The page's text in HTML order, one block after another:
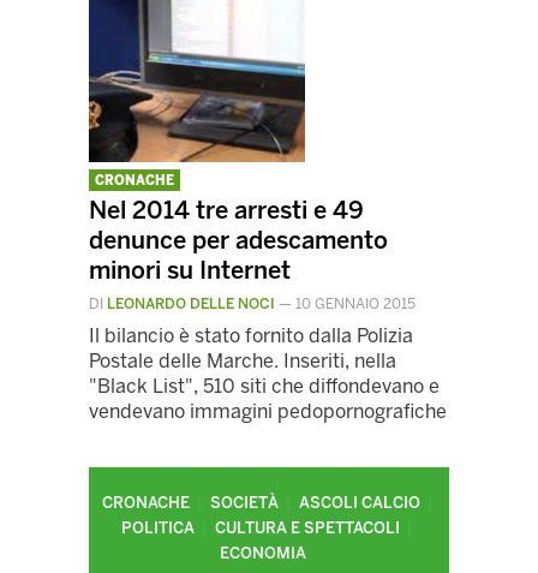
CRONACHE
Nel 2014 tre arresti e 49
denunce per adescamento
minori su Internet
DI LEONARDO DELLE NOCI — 10 GENNAIO 2015
Il bilancio è stato fornito dalla Polizia
Postale delle Marche. Inseriti, nella
"Black List", 510 siti che diffondevano e
vendevano immagini pedopornografiche
CRONACHE SOCIETÀ
ASCOLI CALCIO
POLITICA
CULTURA E SPETTACOLI
ECONOMIA